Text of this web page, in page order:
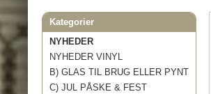
Kategorier
NYHEDER
NYHEDER VINYL
B) GLAS TIL BRUG ELLER PYNT
C) JUL PÅSKE & FEST